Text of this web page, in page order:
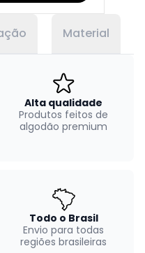
Material
Alta qualidade
Produtos feitos de
algodão premium
Todo o Brasil
Envio para todas
regiões brasileiras